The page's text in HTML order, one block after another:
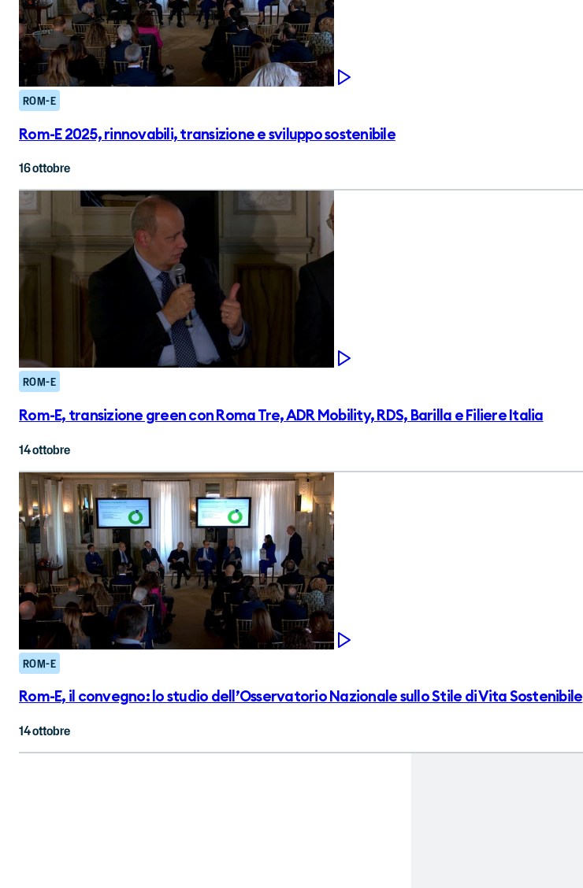
ROM-E
Rom-E 2025, rinnovabili, transizione e sviluppo sostenibile
16 ottobre
ROM-E
Rom-E, transizione green con Roma Tre, ADR Mobility, RDS, Barilla e Filiere Italia
14 ottobre
ROM-E
Rom-E, il convegno: lo studio dell’Osservatorio Nazionale sullo Stile di Vita Sostenibile
14 ottobre